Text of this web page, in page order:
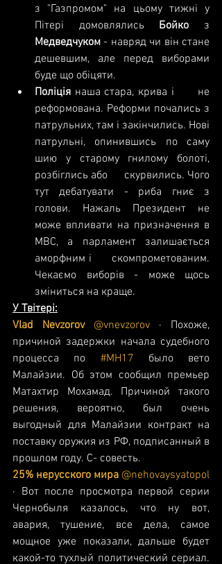
з "Газпромом" на цьому тижні у
Пітері домовлялись Бойко
Медведчуком - навряд чи він стане
дешевшим, але перед виборами
буде що обіцяти.
Поліція наша стара, крива і      не
реформована. Реформи почались з
патрульних, там і закінчились. Нові
патрульні, опинившись по саму
шию у старому гнилому болоті,
розбіглись або      скурвились. Чого
тут дебатувати - риба гниє з
голови. Нажаль Президент не
може впливати на призначення в
МВС, а парламент залишається
аморфним і      скомпрометованим.
Чекаємо виборів - може щось
зміниться на краще.
У Твітері:
Vlad Nevzorov @vnevzorov · Похоже,
причиной задержки начала судебного
процесса по #MH17 было вето
Малайзии. Об этом сообщил премьер
Матахтир Мохамад. Причиной такого
решения, вероятно, был очень
выгодный для Малайзии контракт на
поставку оружия из РФ, подписанный в
прошлом году. С- совесть.
25% нерусского мира @nehovaysyatopol
· Вот после просмотра первой серии
Чернобыля казалось, что ну вот,
авария, тушение, все дела, самое
мощное уже показали, дальше будет
какой-то тухлый политический сериал.